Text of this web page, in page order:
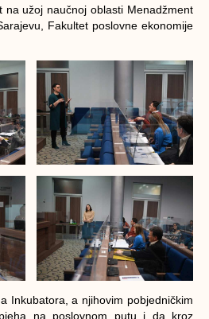
na užoj naučnoj oblasti Menadžment
Fakultet poslovne ekonomije
Inkubatora, a njihovim pobjedničkim
na poslovnom putu i da kroz